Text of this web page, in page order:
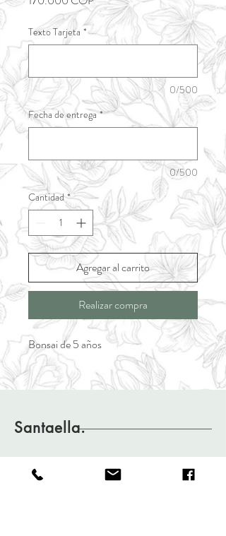
Texto Tarjeta *
0/500
Fecha de entrega *
0/500
Cantidad *
Agregar al carrito
Realizar compra
Bonsai de 5 años
Santaella.
FAQ